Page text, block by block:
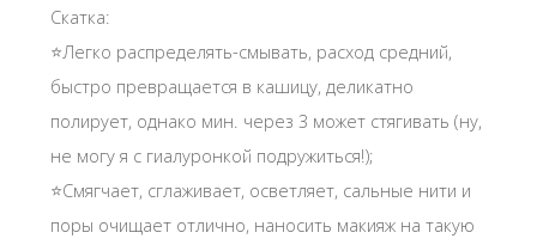
Скатка:
⭐Легко распределять-смывать, расход средний,
быстро превращается в кашицу, деликатно
полирует, однако мин. через 3 может стягивать (ну,
не могу я с гиалуронкой подружиться!);
⭐Смягчает, сглаживает, осветляет, сальные нити и
поры очищает отлично, наносить макияж на такую